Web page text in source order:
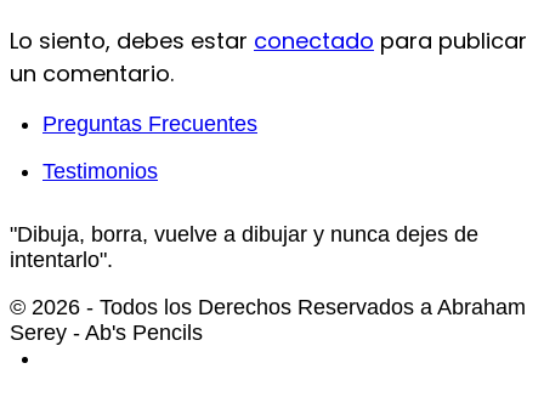
Lo siento, debes estar conectado para publicar
un comentario.
Preguntas Frecuentes
Testimonios
"Dibuja, borra, vuelve a dibujar y nunca dejes de
intentarlo".
© 2026 - Todos los Derechos Reservados a Abraham
Serey - Ab's Pencils